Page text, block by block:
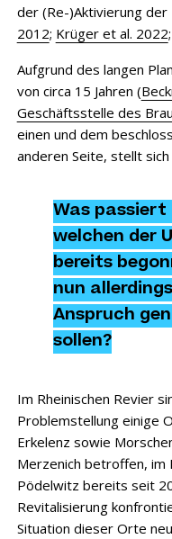
der (Re-)Aktivierung
2012; Krüger et al. 2022;
Aufgrund des langen
von circa 15 Jahren (
Geschäftsstelle des
einen und dem
anderen Seite, stellt
Was
welchen der
bereits
nun
Anspruch
sollen?
Im Rheinischen Revier
Problemstellung einige
Erkelenz sowie
Merzenich betroffen,
Pödelwitz bereits seit
Revitalisierung
Situation dieser Orte